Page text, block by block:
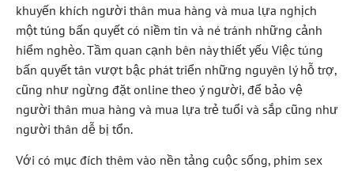
khuyến khích người thân mua hàng và mua lựa nghịch
một túng bấn quyết có niềm tin và né tránh những cảnh
hiểm nghèo. Tầm quan cạnh bên này thiết yếu Việc túng
bấn quyết tân vượt bậc phát triển những nguyên lý hỗ trợ,
cũng như ngừng đặt online theo ý người, để bảo vệ
người thân mua hàng và mua lựa trẻ tuổi và sắp cũng như
người thân dễ bị tổn.
Với có mục đích thêm vào nền tảng cuộc sống, phim sex